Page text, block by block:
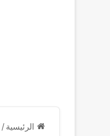
الرئيسية /